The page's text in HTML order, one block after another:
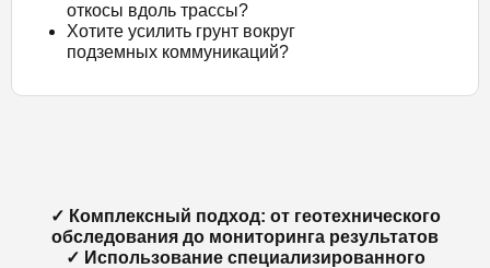
откосы вдоль трассы?
Хотите усилить грунт вокруг
подземных коммуникаций?
✓ Комплексный подход: от геотехнического
обследования до мониторинга результатов
✓ Использование специализированного